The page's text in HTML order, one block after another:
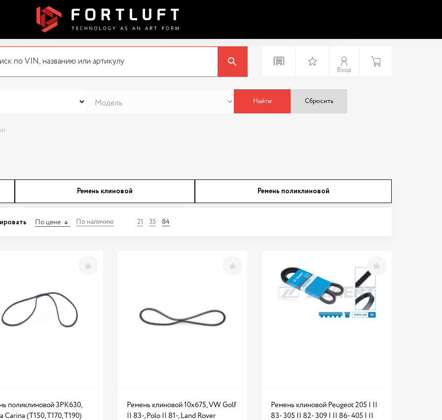
Вход
Найти Сбросить
Ремень клиновой Ремень поликлиновой
По цене По наличию 21 35 84
поликлиновой 3PK630,
Carina (T150, T170, T190)
Ремень клиновой 10x675, VW Golf
II 83-, Polo II 81-, Land Rover
Ремень клиновой Peugeot 205 I II
83- 305 II 82- 309 I II 86- 405 I II